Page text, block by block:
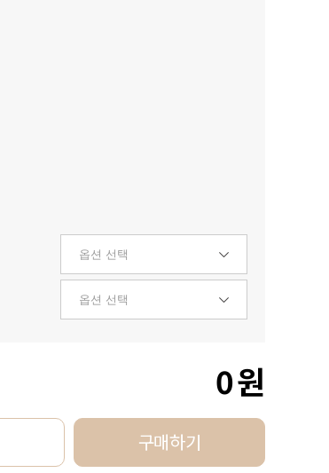
0원
구매하기